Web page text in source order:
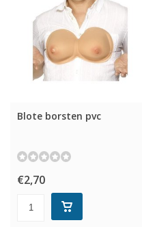
Blote borsten pvc
€2,70